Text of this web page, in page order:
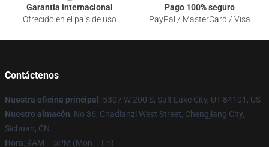
Garantía internacional
Ofrecido en el país de uso
Pago 100% seguro
PayPal / MasterCard / Visa
Contáctenos
Nuestra oficina principal : 5307 W 200 S, Salt Lake City, UT 84101, US
Nuestro almacén: No 36, Chadianzi West Street, Chengjiang City,
Sichuan, CN
Hora: 9AM – 5PM (Mon – Fri)